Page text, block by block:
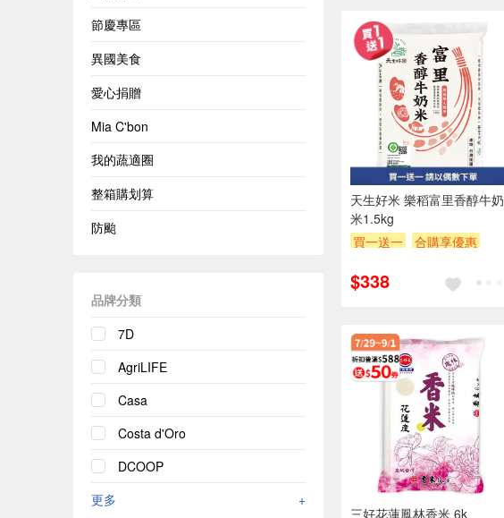
節慶專區
異國美食
愛心捐贈
Mia C'bon
我的蔬適圈
整箱購划算
防颱
品牌分類
7D
AgriLIFE
Casa
Costa d'Oro
DCOOP
更多
+
天生好米 樂稻富里香醇牛奶
米1.5kg
買一送一
合購享優惠
贈$200
$338
三好花蓮鳳林香米 6k